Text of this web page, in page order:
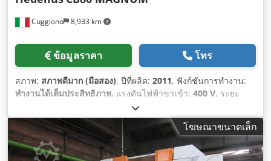
Cuggiono 8,933 km
ข้อมูลราคา โทร
สภาพ: สภาพดีมาก (มือสอง), ปีที่ผลิต: 2011, ฟังก์ชันการทำงาน:
ทำงานได้เต็มประสิทธิภาพ, แรงดันไฟฟ้าขาเข้า: 400 V, ระยะ
, ระยะเคลื่อนที่แกน Y:
เคลื่อนที่ตามแกน Z:600 มม, จำนวนช่องของแมกกาซีนเครื่องมือ:
55, ความสูงรวม:3,600 มม , ความยาวทั้งหมด: 7,500 มม, ความ
กว้างทั้งหมด: 4,200 มม, น้ำหนักรวม: 15,500 กก., ความยาวโต๊ะ:
3,900 มม, ความกว้างของโต๊ะ:750 มม, รุ่นของคอนโทรลเลอร์:
โฆษณาขนาดเล็ก